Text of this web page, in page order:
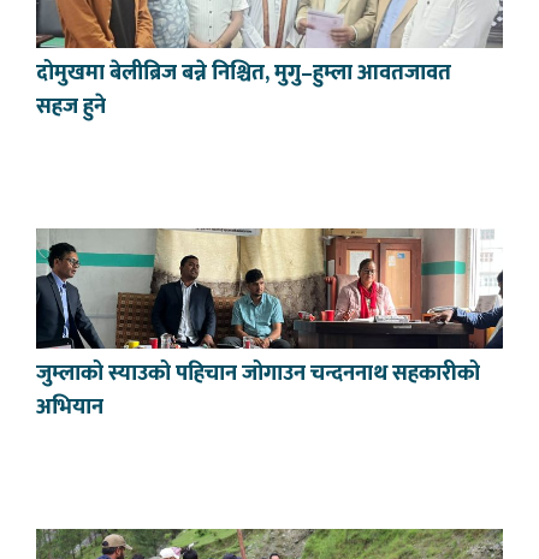
दोमुखमा बेलीब्रिज बन्ने निश्चित, मुगु–हुम्ला आवतजावत
सहज हुने
जुम्लाको स्याउको पहिचान जोगाउन चन्दननाथ सहकारीको
अभियान